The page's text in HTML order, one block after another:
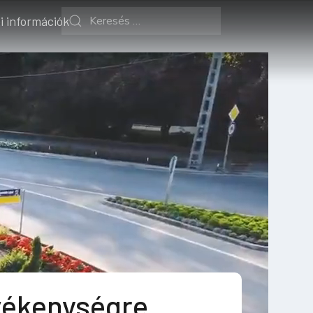
információk